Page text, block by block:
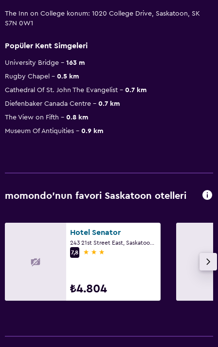
The Inn on College konum: 1020 College Drive, Saskatoon, SK
S7N 0W1
Popüler Kent Simgeleri
University Bridge
163 m
Rugby Chapel
0.5 km
Cathedral Of St. John The Evangelist
0.7 km
Diefenbaker Canada Centre
0.7 km
The View on Fifth
0.8 km
Museum Of Antiquities
0.9 km
momondo'nun favori Saskatoon otelleri
Hotel Senator
7,8
3 yıldız
₺4.804